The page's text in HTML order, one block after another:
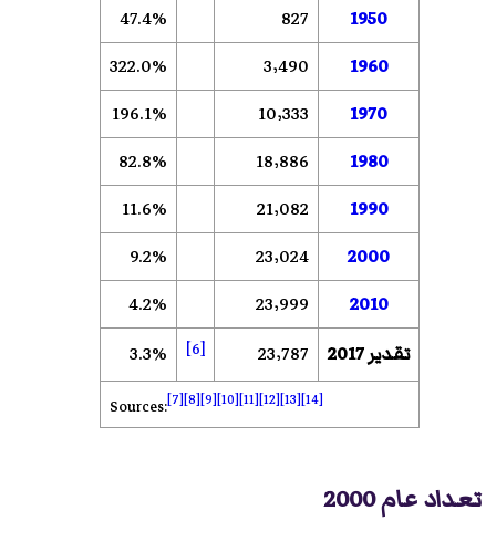
1950
827
47.4%
1960
3٬490
322.0%
1970
10٬333
196.1%
1980
18٬886
82.8%
1990
21٬082
11.6%
2000
23٬024
9.2%
2010
23٬999
4.2%
تقدير 2017
23٬787 [6]
3.3%
Sources:[7] [8] [9] [10] [11] [12] [13] [14]
تعداد عام 2000